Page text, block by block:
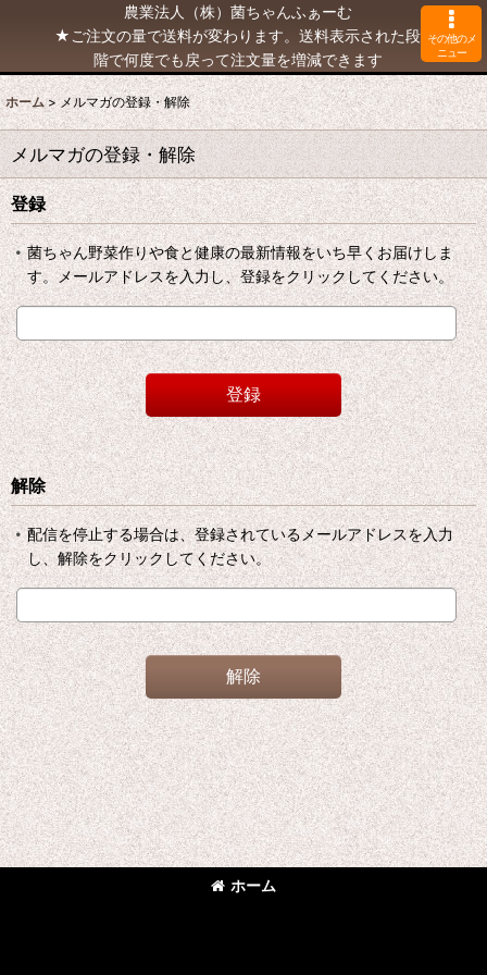
農業法人（株）菌ちゃんふぁーむ
★ご注文の量で送料が変わります。送料表示された段
階で何度でも戻って注文量を増減できます
その他のメ
ニュー
ホーム > メルマガの登録・解除
メルマガの登録・解除
登録
菌ちゃん野菜作りや食と健康の最新情報をいち早くお届けしま
す。メールアドレスを入力し、登録をクリックしてください。
登録
解除
配信を停止する場合は、登録されているメールアドレスを入力
し、解除をクリックしてください。
解除
ホーム